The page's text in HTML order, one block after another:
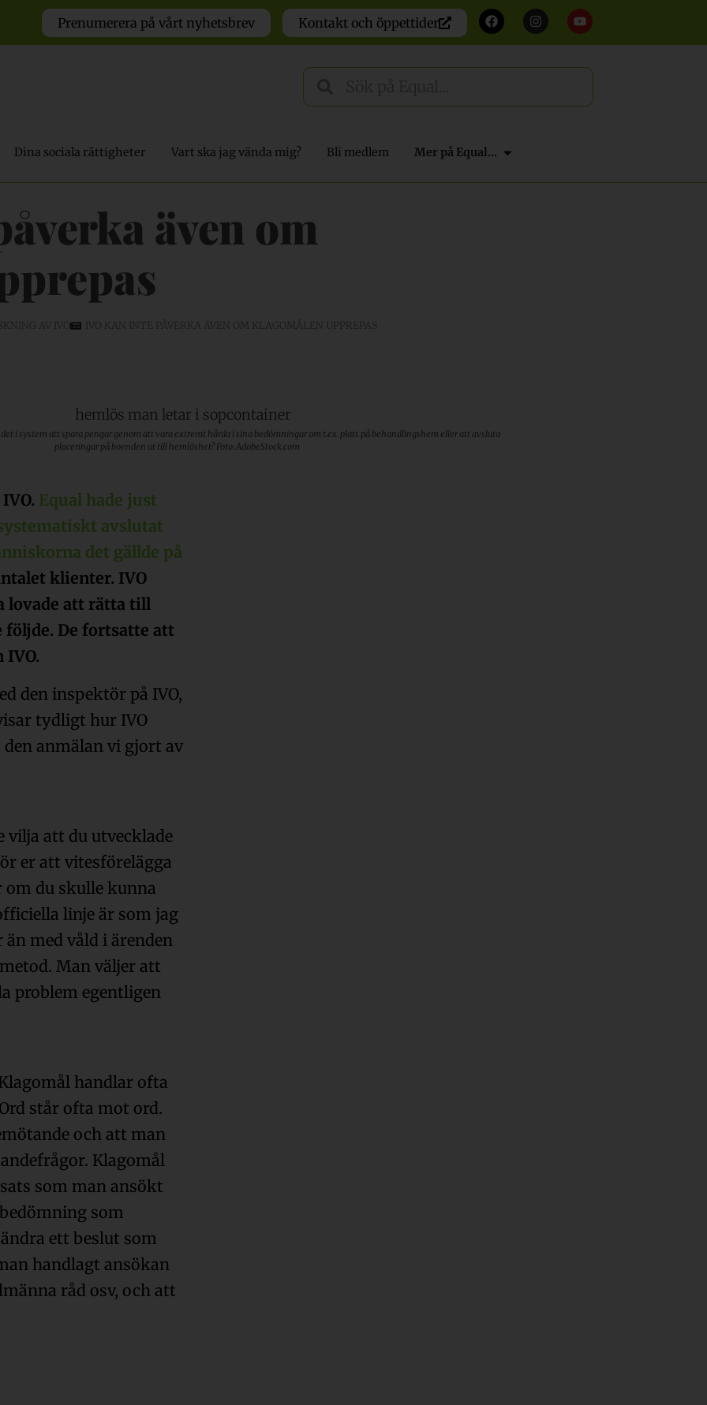
Prenumerera på vårt nyhetsbrev Kontakt och öppettider
Dina sociala rättigheter Vart ska jag vända mig? Bli medlem Mer på Equal...
även om
AV IVO IVO KAN INTE PÅVERKA ÄVEN OM KLAGOMÅLEN UPPREPAS
i system att spara pengar genom att vara extremt hårda i sina bedömningar om t.ex. plats på behandlingshem eller att avsluta
placeringar på boenden ut till hemlöshet? Foto: AdobeStock.com
Equal hade just
avslutat
det gällde på
klienter. IVO
lovade att rätta till
följde. De fortsatte att
den inspektör på IVO,
tydligt hur IVO
anmälan vi gjort av
vilja att du utvecklade
er att vitesförelägga
om du skulle kunna
linje är som jag
med våld i ärenden
Man väljer att
problem egentligen
handlar ofta
står ofta mot ord.
och att man
Klagomål
som man ansökt
som
ett beslut som
handlagt ansökan
råd osv, och att